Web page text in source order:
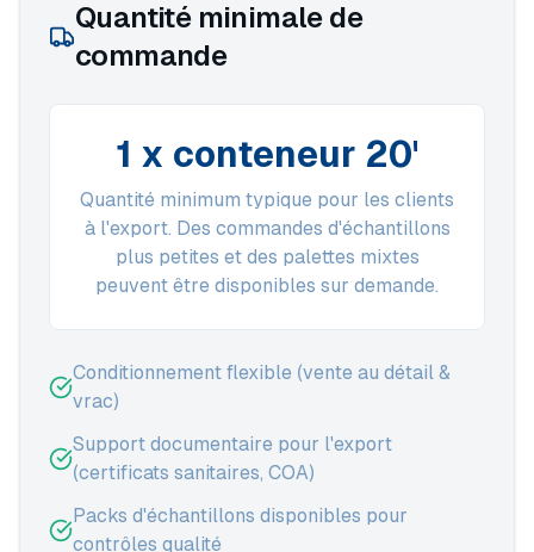
Quantité minimale de
commande
1 x conteneur 20'
Quantité minimum typique pour les clients
à l'export. Des commandes d'échantillons
plus petites et des palettes mixtes
peuvent être disponibles sur demande.
Conditionnement flexible (vente au détail &
vrac)
Support documentaire pour l'export
(certificats sanitaires, COA)
Packs d'échantillons disponibles pour
contrôles qualité